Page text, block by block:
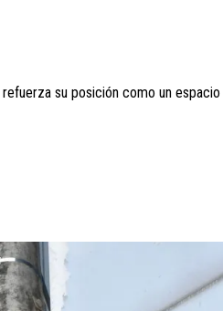
refuerza su posición como un